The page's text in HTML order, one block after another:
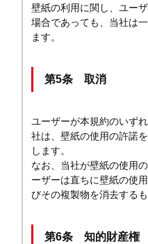
壁紙の利用に関し、ユー
場合であっても、当社は
ます。
第5条 取消
ユーザーが本規約のいず
社は、壁紙の使用の許諾
します。
なお、当社が壁紙の使用
ーザーは直ちに壁紙の使
びその複製物を消去するも
第6条 知的財産権